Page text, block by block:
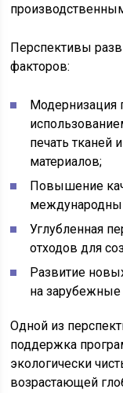
Перспективы
факторов:
Модернизация
печать тканей
материалов;
Повышение
Углубленная
отходов для
Развитие
на
Одной из
поддержка
экологически
возрастающей